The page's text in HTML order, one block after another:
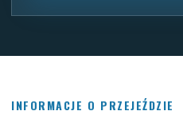
INFORMACJE O PRZEJEŹDZIE